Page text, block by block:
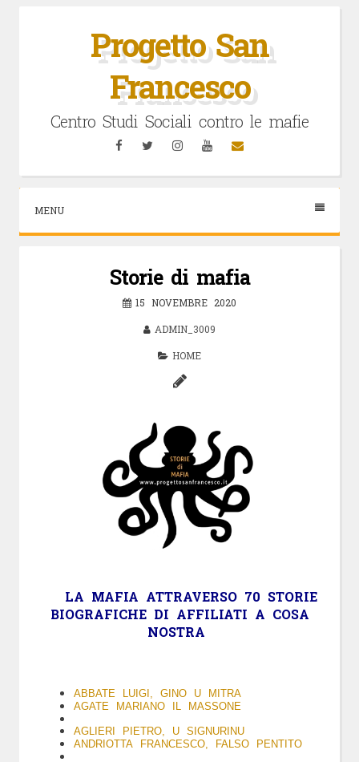
Progetto San
Francesco
Centro Studi Sociali contro le mafie
FacebookTwitterInstagramYouTubeEmail
MENU
Storie di mafia
15 NOVEMBRE 2020
ADMIN_3009
HOME
LA MAFIA ATTRAVERSO 70 STORIE
BIOGRAFICHE DI AFFILIATI A COSA
NOSTRA
ABBATE LUIGI, GINO U MITRA
AGATE MARIANO IL MASSONE
AGLIERI PIETRO, U SIGNURINU
ANDRIOTTA FRANCESCO, FALSO PENTITO